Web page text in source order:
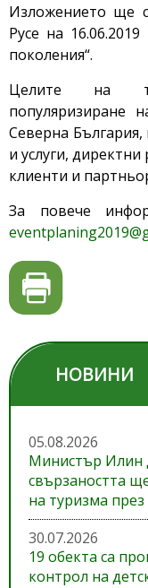
Изложението ще
Русе на
поколения“.
Целите на
популяризиране
Северна България,
и услуги,
клиенти и
За повече
НОВИНИ
05.08.2026
Министър Илин
свързаността
на туризма
30.07.2026
19 обекта са
контрол на